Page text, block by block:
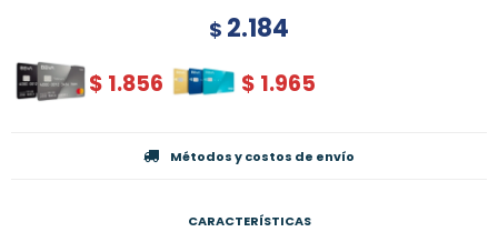
$ 2.184
$ 1.856 $ 1.965
Métodos y costos de envío
CARACTERÍSTICAS